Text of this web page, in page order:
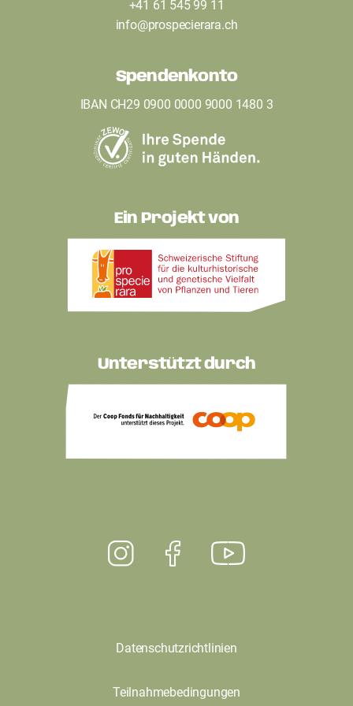
+41 61 545 99 11
info@prospecierara.ch
Spendenkonto
IBAN CH29 0900 0000 9000 1480 3
Ein Projekt von
Unterstützt durch
Datenschutzrichtlinien
Teilnahmebedingungen